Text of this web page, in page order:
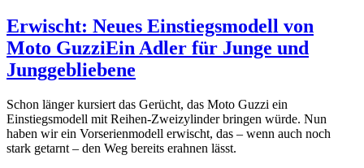
Erwischt: Neues Einstiegsmodell von
Moto GuzziEin Adler für Junge und
Junggebliebene
Schon länger kursiert das Gerücht, das Moto Guzzi ein
Einstiegsmodell mit Reihen-Zweizylinder bringen würde. Nun
haben wir ein Vorserienmodell erwischt, das – wenn auch noch
stark getarnt – den Weg bereits erahnen lässt.